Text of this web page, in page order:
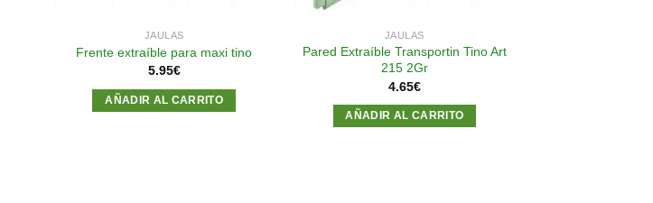
JAULAS
Frente extraíble para maxi tino
5.95€
AÑADIR AL CARRITO
JAULAS
Pared Extraíble Transportin Tino Art
215 2Gr
4.65€
AÑADIR AL CARRITO